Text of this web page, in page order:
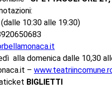
10:30 alle 19:30)
alla domenica dalle 10,30
–
BIGLIETTI